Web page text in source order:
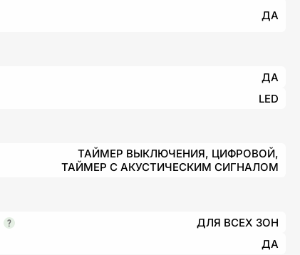
ДА
ДА
LED
ТАЙМЕР ВЫКЛЮЧЕНИЯ, ЦИФРОВОЙ,
ТАЙМЕР С АКУСТИЧЕСКИМ СИГНАЛОМ
ДЛЯ ВСЕХ ЗОН
ДА